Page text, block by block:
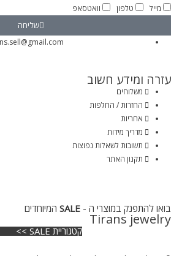
מייל
טלפון וואטסאפ
שליחה
עזרה ומידע חשוב
משלוחים
החזרות / החלפות
אחריות
מדריך מידות
תשובות לשאלות נפוצות
תקנון האתר
בואו להתפנק במוצרי ה - SALE המיוחדים
Tirans jewelry
קטגוריית SALE >>